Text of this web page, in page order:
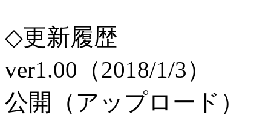
◇更新履歴
ver1.00（2018/1/3）
公開（アップロード）